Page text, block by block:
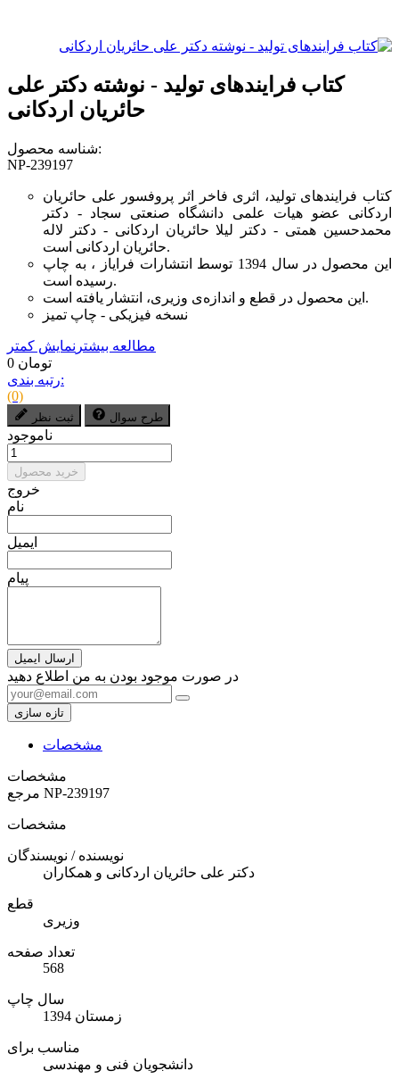
کتاب فرایندهای تولید - نوشته دکتر علی
حائریان اردکانی
شناسه محصول:
NP-239197
کتاب فرایندهای تولید، اثری فاخر اثر پروفسور علی حائریان
اردکانی عضو هیات علمی دانشگاه صنعتی سجاد - دکتر
محمدحسین همتی - دکتر لیلا حائریان اردکانی - دکتر لاله
حائریان اردکانی است.
این محصول در سال 1394 توسط انتشارات فرایاز ، به چاپ
رسیده است.
این محصول در قطع و اندازه‌ی وزیری، انتشار یافته است.
نسخه فیزیکی - چاپ تمیز
مطالعه بیشتر نمایش کمتر
0 تومان
رتبه بندی:
(0)
ثبت نظر طرح سوال
ناموجود
خرید محصول
خروج
نام
ایمیل
پیام
ارسال ایمیل
در صورت موجود بودن به من اطلاع دهید
مشخصات
مشخصات
NP-239197
مشخصات
نویسنده / نویسندگان
دکتر علی حائریان اردکانی و همکاران
قطع
وزیری
تعداد صفحه
568
سال چاپ
زمستان 1394
مناسب برای
دانشجویان فنی و مهندسی